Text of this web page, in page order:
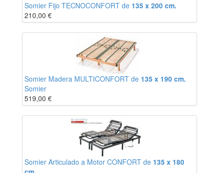
Somier Fijo TECNOCONFORT de 135 x 200 cm.
210,00 €
Somier Madera MULTICONFORT de 135 x 190 cm.
Somier
519,00 €
Somier Articulado a Motor CONFORT de 135 x 180